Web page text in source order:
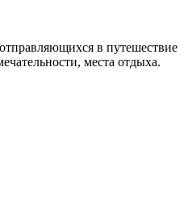
в путешествие
места отдыха.